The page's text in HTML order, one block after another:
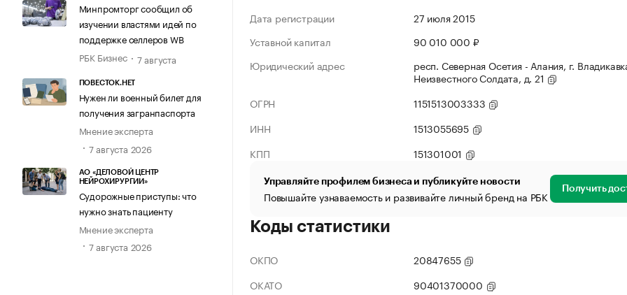
Минпромторг сообщил об
изучении властями идей по
поддержке селлеров WB
РБК Бизнес
7 августа
ПОВЕСТОК.НЕТ
Нужен ли военный билет для
получения загранпаспорта
Мнение эксперта
7 августа 2026
АО «ДЕЛОВОЙ ЦЕНТР
НЕЙРОХИРУРГИИ»
Судорожные приступы: что
нужно знать пациенту
Мнение эксперта
7 августа 2026
Дата регистрации
27 июля 2015
Уставной капитал
90 010 000 ₽
Юридический адрес
респ. Северная Осетия - Алания, г.
Неизвестного Солдата, д. 21
ОГРН
1151513003333
ИНН
1513055695
КПП
151301001
Управляйте профилем бизнеса и публикуйте новости
Повышайте узнаваемость и развивайте личный бренд на РБК Получить
Коды статистики
ОКПО
20847655
ОКАТО
90401370000